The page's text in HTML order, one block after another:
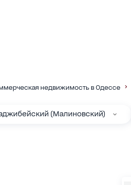
недвижимость в Одессе
(Малиновский)